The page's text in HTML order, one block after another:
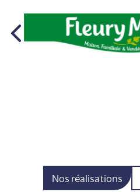
Nos réalisations